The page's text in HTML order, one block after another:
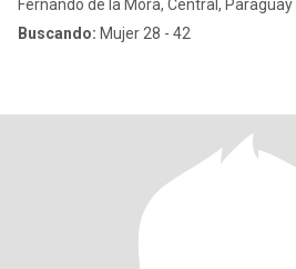
Fernando de la Mora, Central, Paraguay
Buscando: Mujer 28 - 42